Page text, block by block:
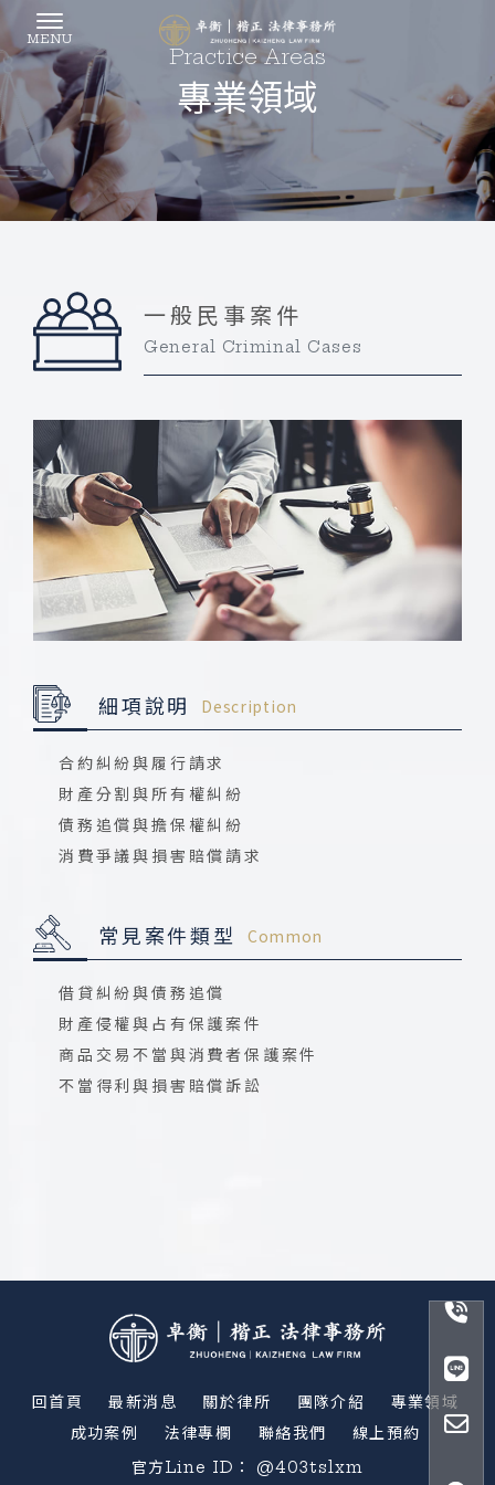
專業領域
一般民事案件
General Criminal Cases
細項說明 Description
合約糾紛與履行請求
財產分割與所有權糾紛
債務追償與擔保權糾紛
消費爭議與損害賠償請求
常見案件類型 Common
借貸糾紛與債務追償
財產侵權與占有保護案件
商品交易不當與消費者保護案件
不當得利與損害賠償訴訟
@403tslxm
回首頁 最新消息 關於律所 團隊介紹
專業領域
成功案例
法律專欄 聯絡我們 線上預約